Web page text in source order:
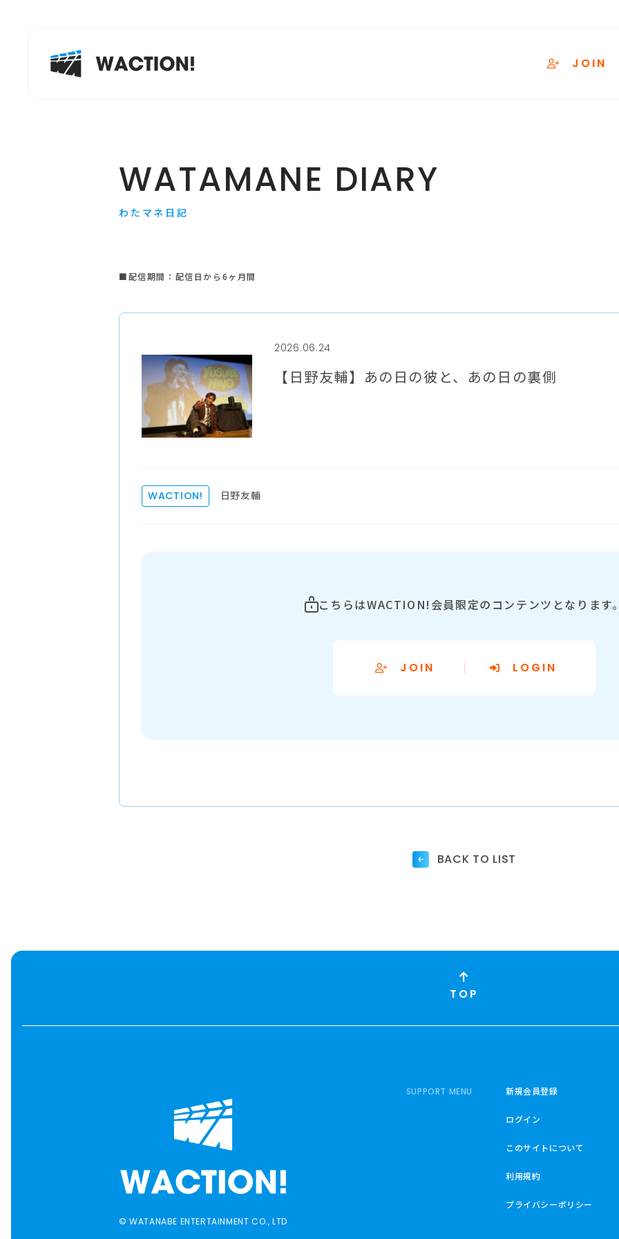
JOIN
WATAMANE DIARY
わたマネ日記
■配信期間：配信日から6ヶ月間
2026.06.24
【日野友輔】あの日の彼と、あの日の裏側
WACTION! 日野友輔
こちらはWACTION!会員限定のコンテンツとなります
JOIN LOGIN
BACK TO LIST
TOP
© WATANABE ENTERTAINMENT CO., LTD
SUPPORT MENU 新規会員登録
ログイン
このサイトについて
利用規約
プライバシーポリシー